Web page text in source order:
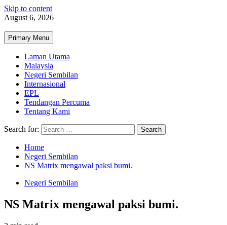
Skip to content
August 6, 2026
Primary Menu
Laman Utama
Malaysia
Negeri Sembilan
Internasional
EPL
Tendangan Percuma
Tentang Kami
Search for:
Home
Negeri Sembilan
NS Matrix mengawal paksi bumi.
Negeri Sembilan
NS Matrix mengawal paksi bumi.